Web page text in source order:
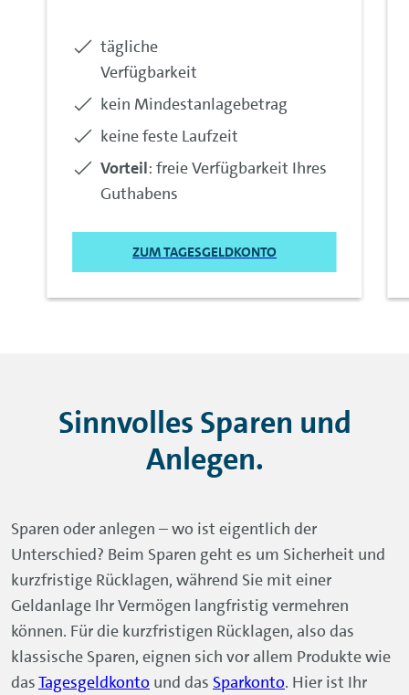
inkludiert:
tägliche
Verfügbarkeit
inkludiert:
kein Mindestanlagebetrag
inkludiert:
keine feste Laufzeit
inkludiert:
Vorteil: freie Verfügbarkeit Ihres
Guthabens
ZUM TAGESGELDKONTO
Sinnvolles Sparen und
Anlegen.
Sparen oder anlegen – wo ist eigentlich der
Unterschied? Beim Sparen geht es um Sicherheit und
kurzfristige Rücklagen, während Sie mit einer
Geldanlage Ihr Vermögen langfristig vermehren
können. Für die kurzfristigen Rücklagen, also das
klassische Sparen, eignen sich vor allem Produkte wie
dasTagesgeldkonto und das Sparkonto. Hier ist Ihr